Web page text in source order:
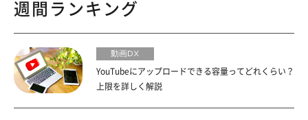
週間ランキング
動画DX
YouTubeにアップロードできる容量ってどれくらい？
上限を詳しく解説